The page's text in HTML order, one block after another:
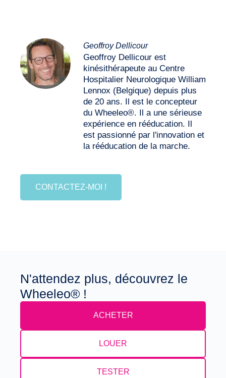
Geoffroy Dellicour
Geoffroy Dellicour est
kinésithérapeute au Centre
Hospitalier Neurologique William
Lennox (Belgique) depuis plus
de 20 ans. Il est le concepteur
du Wheeleo®. Il a une sérieuse
expérience en rééducation. Il
est passionné par l'innovation et
la rééducation de la marche.
CONTACTEZ-MOI !
N'attendez plus, découvrez le
Wheeleo® !
ACHETER
LOUER
TESTER